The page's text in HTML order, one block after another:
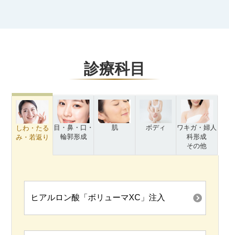
診療科目
しわ・たる
み・若返り
目・鼻・口・
輪郭形成
肌 ボディ
ワキガ・婦人
科形成
その他
ヒアルロン酸「ボリューマXC」注入